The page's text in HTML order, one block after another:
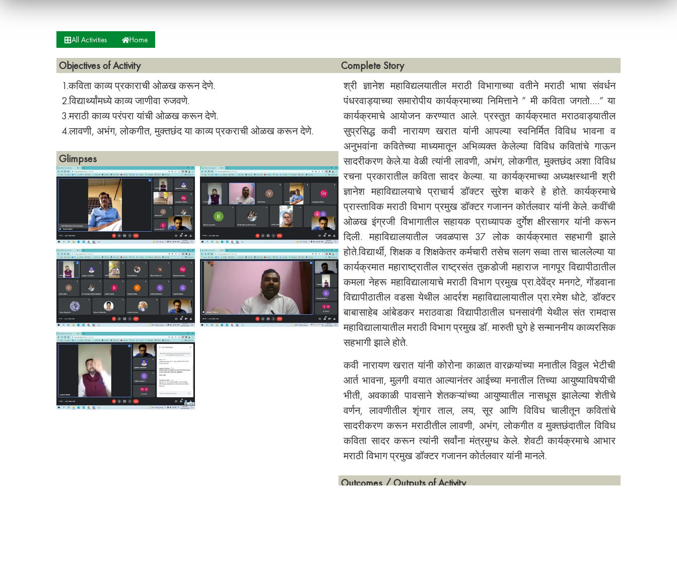
All Activities Home
Objectives of Activity
1.कविता काव्य प्रकाराची ओळख करून देणे.
2.विद्यार्थ्यांमध्ये काव्य जाणीवा रुजवणे.
3.मराठी काव्य परंपरा यांची ओळख करून देणे.
4.लावणी, अभंग, लोकगीत, मुक्तछंद या काव्य प्रकराची ओळख करून देणे.
Glimpses
Complete Story
श्री ज्ञानेश महाविद्यलयातील मराठी विभागाच्या वतीने मराठी भाषा संवर्धन
पंधरवाड्याच्या समारोपीय कार्यक्रमाच्या निमित्ताने ” मी कविता जगतो….” या
कार्यक्रमाचे आयोजन करण्यात आले. प्रस्तुत कार्यक्रमात मराठवाड्यातील
सुप्रसिद्ध कवी नारायण खरात यांनी आपल्या स्वनिर्मित विविध भावना व
अनुभवांना कवितेच्या माध्यमातून अभिव्यक्त केलेल्या विविध कवितांचे गाऊन
सादरीकरण केले.या वेळी त्यांनी लावणी, अभंग, लोकगीत, मुक्तछंद अशा विविध
रचना प्रकारातील कविता सादर केल्या. या कार्यक्रमाच्या अध्यक्षस्थानी श्री
ज्ञानेश महाविद्यालयाचे प्राचार्य डॉक्टर सुरेश बाकरे हे होते. कार्यक्रमाचे
प्रास्ताविक मराठी विभाग प्रमुख डॉक्टर गजानन कोर्तलवार यांनी केले. कवींची
ओळख इंग्रजी विभागातील सहायक प्राध्यापक दुर्गेश क्षीरसागर यांनी करून
दिली. महाविद्यालयातील जवळपास 37 लोक कार्यक्रमात सहभागी झाले
होते.विद्यार्थी, शिक्षक व शिक्षकेतर कर्मचारी तसेच सलग सव्वा तास चाललेल्या या
कार्यक्रमात महाराष्ट्रातील राष्ट्रसंत तुकडोजी महाराज नागपूर विद्यापीठातील
कमला नेहरू महाविद्यालायाचे मराठी विभाग प्रमुख प्रा.देवेंद्र मनगटे, गोंडवाना
विद्यापीठातील वडसा येथील आदर्रश महाविद्यालायातील प्रा.रमेश धोटे, डॉक्टर
बाबासाहेब आंबेडकर मराठवाडा विद्यापीठातील घनसावंगी येथील संत रामदास
महाविद्यालायातील मराठी विभाग प्रमुख डॉ. मारुती घुगे हे सन्माननीय काव्यरसिक
सहभागी झाले होते.
कवी नारायण खरात यांनी कोरोना काळात वारकर्‍यांच्या मनातील विठ्ठल भेटीची
आर्त भावना, मुलगी वयात आल्यानंतर आईच्या मनातील तिच्या आयुष्याविषयीची
भीती, अवकाळी पावसाने शेतकऱ्यांच्या आयुष्यातील नासधूस झालेल्या शेतीचे
वर्णन, लावणीतील शृंगार ताल, लय, सूर आणि विविध चालीतून कवितांचे
सादरीकरण करून मराठीतील लावणी, अभंग, लोकगीत व मुक्तछंदातील विविध
कविता सादर करून त्यांनी सर्वांना मंत्रमुग्ध केले. शेवटी कार्यक्रमाचे आभार
मराठी विभाग प्रमुख डॉक्टर गजानन कोर्तलवार यांनी मानले.
Outcomes / Outputs of Activity